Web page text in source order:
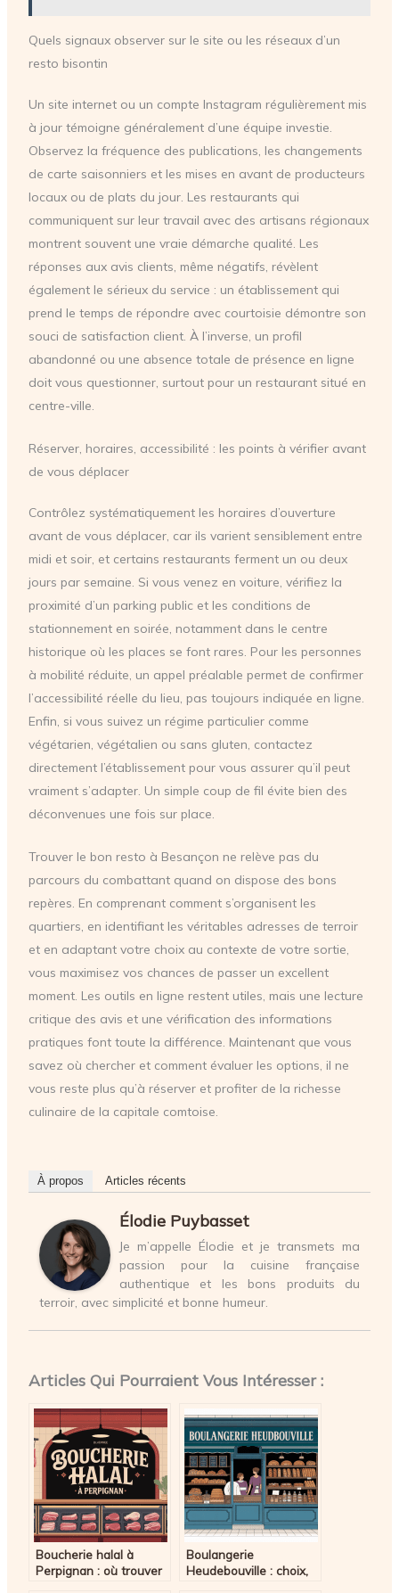
Quels signaux observer sur le site ou les réseaux d’un
resto bisontin
Un site internet ou un compte Instagram régulièrement mis
à jour témoigne généralement d’une équipe investie.
Observez la fréquence des publications, les changements
de carte saisonniers et les mises en avant de producteurs
locaux ou de plats du jour. Les restaurants qui
communiquent sur leur travail avec des artisans régionaux
montrent souvent une vraie démarche qualité. Les
réponses aux avis clients, même négatifs, révèlent
également le sérieux du service : un établissement qui
prend le temps de répondre avec courtoisie démontre son
souci de satisfaction client. À l’inverse, un profil
abandonné ou une absence totale de présence en ligne
doit vous questionner, surtout pour un restaurant situé en
centre-ville.
Réserver, horaires, accessibilité : les points à vérifier avant
de vous déplacer
Contrôlez systématiquement les horaires d’ouverture
avant de vous déplacer, car ils varient sensiblement entre
midi et soir, et certains restaurants ferment un ou deux
jours par semaine. Si vous venez en voiture, vérifiez la
proximité d’un parking public et les conditions de
stationnement en soirée, notamment dans le centre
historique où les places se font rares. Pour les personnes
à mobilité réduite, un appel préalable permet de confirmer
l’accessibilité réelle du lieu, pas toujours indiquée en ligne.
Enfin, si vous suivez un régime particulier comme
végétarien, végétalien ou sans gluten, contactez
directement l’établissement pour vous assurer qu’il peut
vraiment s’adapter. Un simple coup de fil évite bien des
déconvenues une fois sur place.
Trouver le bon resto à Besançon ne relève pas du
parcours du combattant quand on dispose des bons
repères. En comprenant comment s’organisent les
quartiers, en identifiant les véritables adresses de terroir
et en adaptant votre choix au contexte de votre sortie,
vous maximisez vos chances de passer un excellent
moment. Les outils en ligne restent utiles, mais une lecture
critique des avis et une vérification des informations
pratiques font toute la différence. Maintenant que vous
savez où chercher et comment évaluer les options, il ne
vous reste plus qu’à réserver et profiter de la richesse
culinaire de la capitale comtoise.
À propos Articles récents
Élodie Puybasset
Je m’appelle Élodie et je transmets ma
passion pour la cuisine française
authentique et les bons produits du
terroir, avec simplicité et bonne humeur.
Articles Qui Pourraient Vous Intéresser :
Boucherie halal à
Perpignan : où trouver
Boulangerie
Heudebouville : choix,